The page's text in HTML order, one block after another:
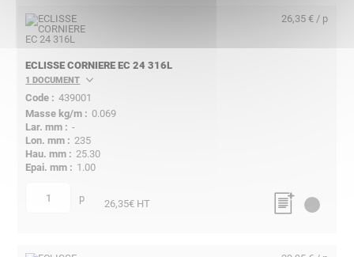
ECLISSE CORNIERE EC 24 316L
1 DOCUMENT
439001
0.069
-
235
25.30
1.00
quantité p
26,35 € / p
26,35€ HT